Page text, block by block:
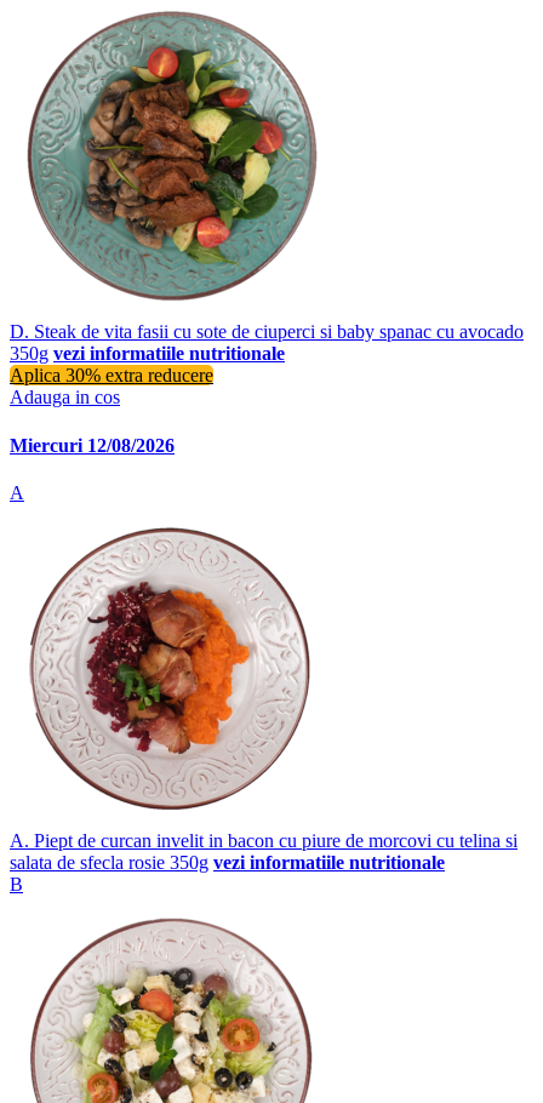
D. Steak de vita fasii cu sote de ciuperci si baby spanac cu avocado
350g vezi informatiile nutritionale
Aplica 30% extra reducere
Adauga in cos
Miercuri 12/08/2026
A
A. Piept de curcan invelit in bacon cu piure de morcovi cu telina si
salata de sfecla rosie 350g vezi informatiile nutritionale
B